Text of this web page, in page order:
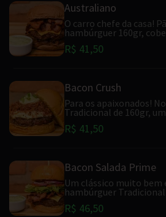
Australiano
O carro chefe da casa!
hambúrguer 160gr,
R$ 41,50
Bacon Crush
Para os apaixonados!
Tradicional de 160gr,
R$ 41,50
Bacon Salada Prime
Um clássico muito bem
hambúrguer Tradicional
R$ 46,50